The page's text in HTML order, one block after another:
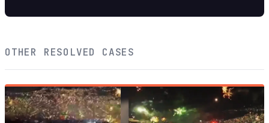
OTHER RESOLVED CASES